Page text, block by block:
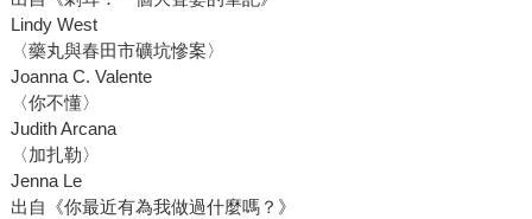
Lindy West
〈藥丸與春田市礦坑慘案〉
Joanna C. Valente
〈你不懂〉
Judith Arcana
〈加扎勒〉
Jenna Le
出自《你最近有為我做過什麼嗎？》